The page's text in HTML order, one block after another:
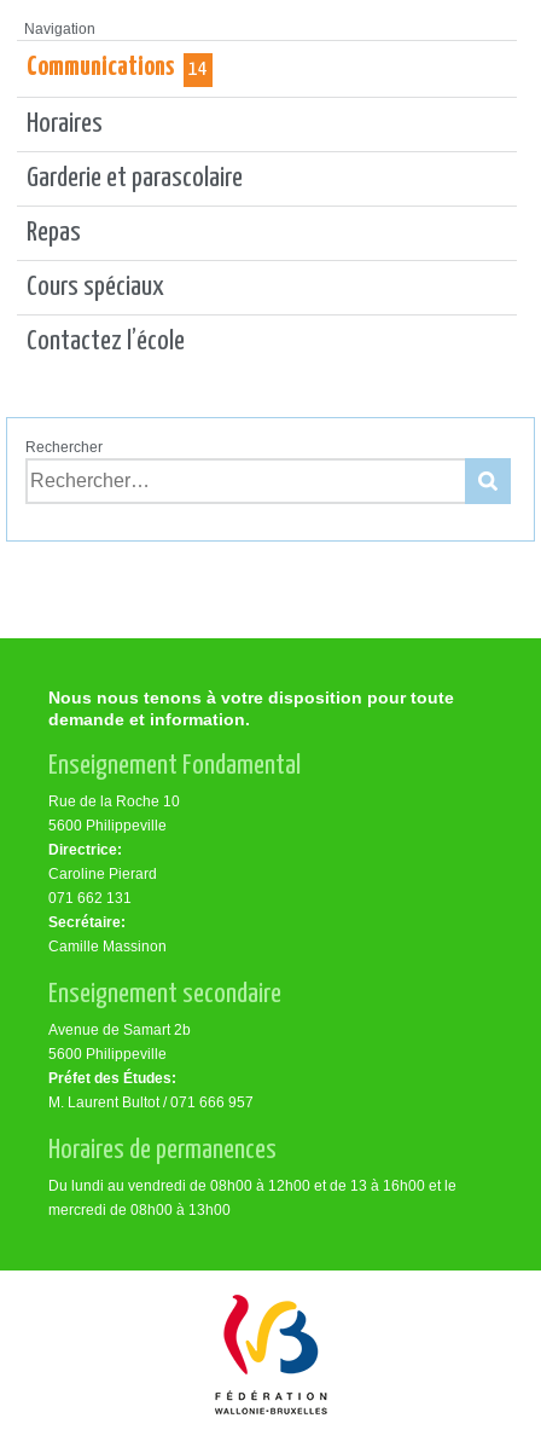
Navigation
Communications 14
Horaires
Garderie et parascolaire
Repas
Cours spéciaux
Contactez l’école
Rechercher
Nous nous tenons à votre disposition pour toute
demande et information.
Enseignement Fondamental
Rue de la Roche 10
5600 Philippeville
Directrice:
Caroline Pierard
071 662 131
Secrétaire:
Camille Massinon
Enseignement secondaire
Avenue de Samart 2b
5600 Philippeville
Préfet des Études:
M. Laurent Bultot / 071 666 957
Horaires de permanences
Du lundi au vendredi de 08h00 à 12h00 et de 13 à 16h00 et le
mercredi de 08h00 à 13h00